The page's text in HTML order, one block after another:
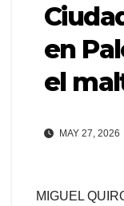
en
el
MAY 27, 2026
MIGUEL